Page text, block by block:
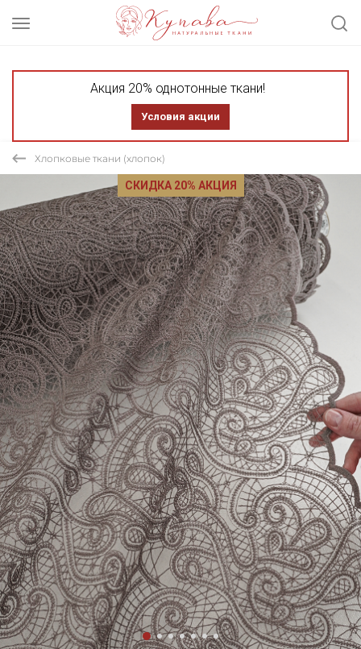
Акция 20% однотонные ткани!
Условия акции
Хлопковые ткани (хлопок)
СКИДКА 20% АКЦИЯ